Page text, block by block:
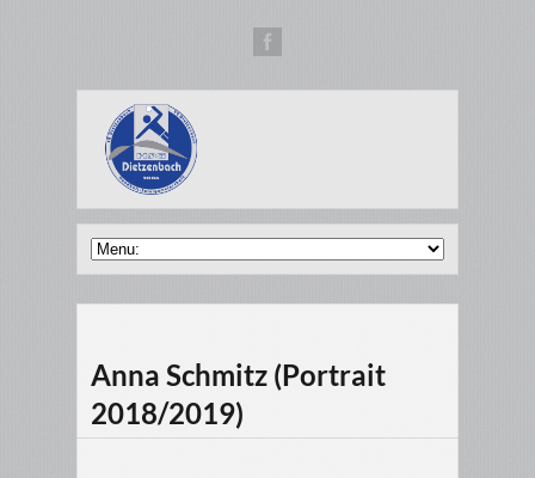
Anna Schmitz (Portrait
2018/2019)